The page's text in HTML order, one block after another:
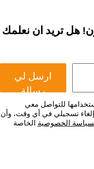
هل تريد ان نعلمك
ارسل لي
رسالة
للتواصل معي
إلغاء تسجيلي في أي وقت، وأن
سياسة الخصوصية الخاصة